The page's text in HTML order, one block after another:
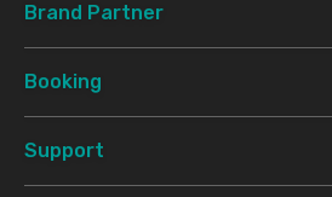
Brand Partner
Booking
Support